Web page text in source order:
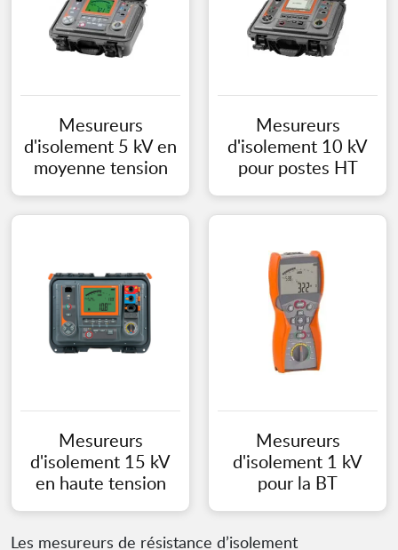
Mesureurs
d'isolement 5 kV en
moyenne tension
Mesureurs
d'isolement 10 kV
pour postes HT
Mesureurs
d'isolement 15 kV
en haute tension
Mesureurs
d'isolement 1 kV
pour la BT
Les mesureurs de résistance d’isolement